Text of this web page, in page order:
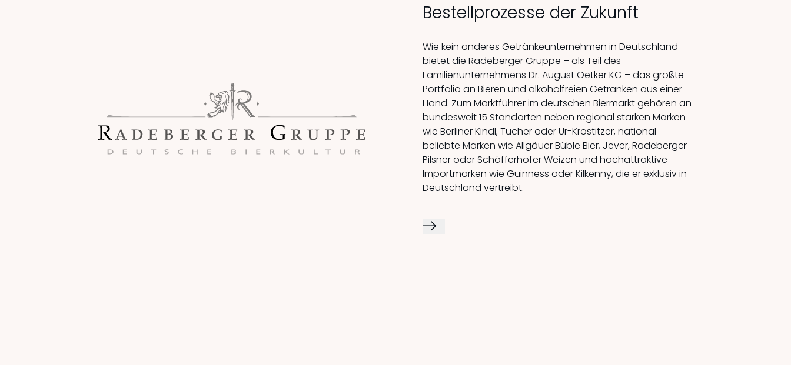
Bestellprozesse der Zukunft
Wie kein anderes Getränkeunternehmen in Deutschland
bietet die Radeberger Gruppe – als Teil des
Familienunternehmens Dr. August Oetker KG – das größte
Portfolio an Bieren und alkoholfreien Getränken aus einer
Hand. Zum Marktführer im deutschen Biermarkt gehören an
bundesweit 15 Standorten neben regional starken Marken
wie Berliner Kindl, Tucher oder Ur-Krostitzer, national
beliebte Marken wie Allgäuer Büble Bier, Jever, Radeberger
Pilsner oder Schöfferhofer Weizen und hochattraktive
Importmarken wie Guinness oder Kilkenny, die er exklusiv in
Deutschland vertreibt.